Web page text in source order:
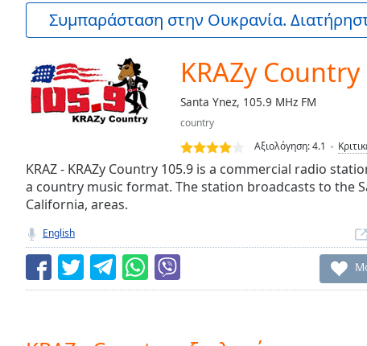
Current
0:00
-:-
Loaded:
0.00%
Seek to
currently
behind
Remaining
Time-
Συμπαράσταση στην Ουκρανία.
KRAZy Country
Santa Ynez, 105.9 MHz FM
country
Αξιολόγηση:4.1
KRAZ - KRAZy Country 105.9 is a commercial radio
a country music format. The station broadcasts to the
California, areas.
English